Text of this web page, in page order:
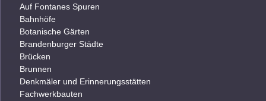
Auf Fontanes Spuren
Bahnhöfe
Botanische Gärten
Brandenburger Städte
Brücken
Brunnen
Denkmäler und Erinnerungsstätten
Fachwerkbauten